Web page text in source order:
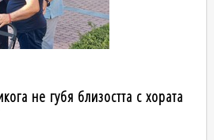
не губя близостта с хората